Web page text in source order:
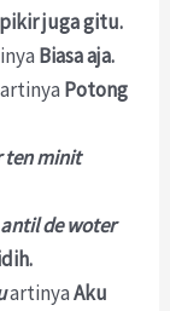
juga gitu.
Biasa aja.
Potong
ten minit
de woter
artinyaAku